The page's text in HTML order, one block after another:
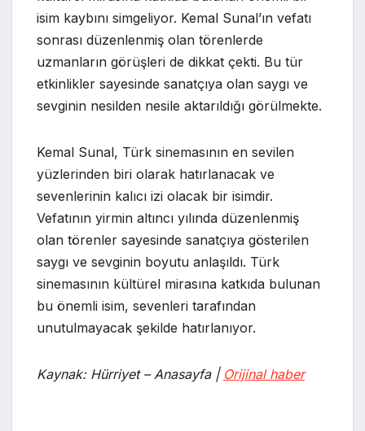
isim kaybını simgeliyor. Kemal Sunal’ın vefatı
sonrası düzenlenmiş olan törenlerde
uzmanların görüşleri de dikkat çekti. Bu tür
etkinlikler sayesinde sanatçıya olan saygı ve
sevginin nesilden nesile aktarıldığı görülmekte.
Kemal Sunal, Türk sinemasının en sevilen
yüzlerinden biri olarak hatırlanacak ve
sevenlerinin kalıcı izi olacak bir isimdir.
Vefatının yirmin altıncı yılında düzenlenmiş
olan törenler sayesinde sanatçıya gösterilen
saygı ve sevginin boyutu anlaşıldı. Türk
sinemasının kültürel mirasına katkıda bulunan
bu önemli isim, sevenleri tarafından
unutulmayacak şekilde hatırlanıyor.
Kaynak: Hürriyet – Anasayfa | Orijinal haber